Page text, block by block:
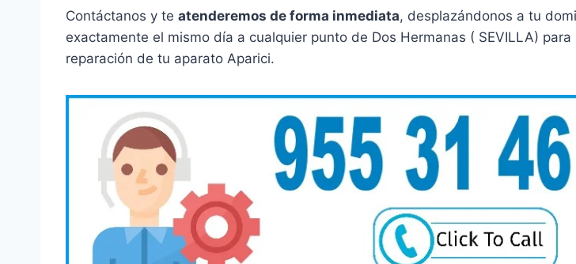
Contáctanos y te atenderemos de forma inmediata, desplazándonos a tu
exactamente el mismo día a cualquier punto de Dos Hermanas ( SEVILLA) para
reparación de tu aparato Aparici.